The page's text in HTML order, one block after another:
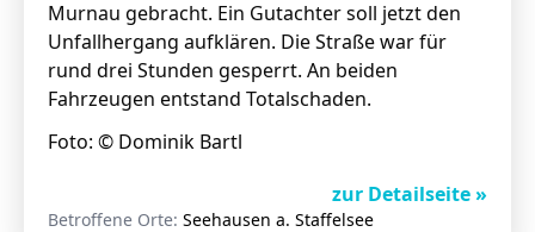
Murnau gebracht. Ein Gutachter soll jetzt den
Unfallhergang aufklären. Die Straße war für
rund drei Stunden gesperrt. An beiden
Fahrzeugen entstand Totalschaden.
Foto: © Dominik Bartl
zur Detailseite »
Betroffene Orte: Seehausen a. Staffelsee